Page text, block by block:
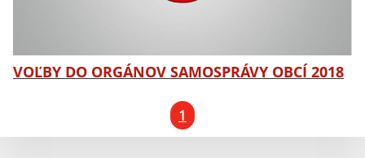
VOĽBY DO ORGÁNOV SAMOSPRÁVY OBCÍ 2018
1